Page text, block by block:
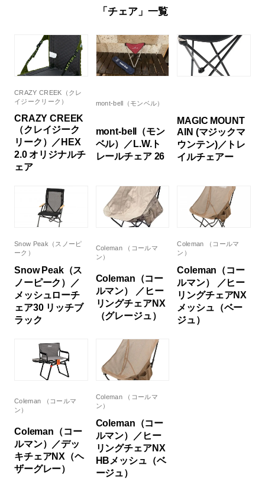
「チェア」一覧
CRAZY CREEK（クレ
イジークリーク）
CRAZY CREEK
（クレイジーク
リーク）／HEX
2.0 オリジナルチ
ェア
mont-bell（モンベル）
mont-bell（モン
ベル）／L.W.ト
レールチェア 26
MAGIC MOUNT
AIN (マジックマ
ウンテン)／トレ
イルチェアー
Snow Peak（スノーピ
ーク）
Snow Peak（ス
ノーピーク）／
メッシュローチ
ェア30 リッチブ
ラック
Coleman （コールマ
ン）
Coleman（コー
ルマン） ／ヒー
リングチェアNX
（グレージュ）
Coleman （コールマ
ン）
Coleman（コー
ルマン） ／ヒー
リングチェアNX
メッシュ（ベー
ジュ）
Coleman （コールマ
ン）
Coleman（コー
ルマン）／デッ
キチェアNX（ヘ
ザーグレー）
Coleman （コールマ
ン）
Coleman（コー
ルマン）／ヒー
リングチェアNX
HBメッシュ（ベ
ージュ）